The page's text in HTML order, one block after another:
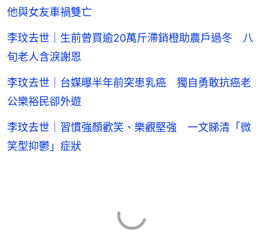
他與女友車禍雙亡
李玟去世｜生前曾買逾20萬斤滯銷橙助農戶過冬 八
旬老人含淚謝恩
李玟去世｜台媒曝半年前突患乳癌 獨自勇敢抗癌老
公樂裕民卻外遊
李玟去世｜習慣強顏歡笑、樂觀堅強 一文睇清「微
笑型抑鬱」症狀